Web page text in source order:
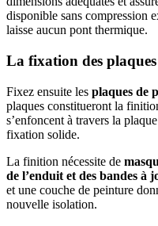
disponible sans compression
laisse aucun pont thermique.
La fixation des plaques
Fixez ensuite les plaques de
plaques constitueront la
s’enfoncent à travers la
fixation solide.
La finition nécessite de
de l’enduit et des bandes à
et une couche de peinture
nouvelle isolation.